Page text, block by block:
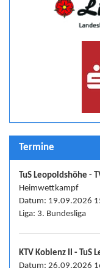
Termine
TuS Leopoldshöhe -
Heimwettkampf
Datum: 19.09.2026
Liga: 3. Bundesliga
KTV Koblenz II - TuS
Datum: 26.09.2026